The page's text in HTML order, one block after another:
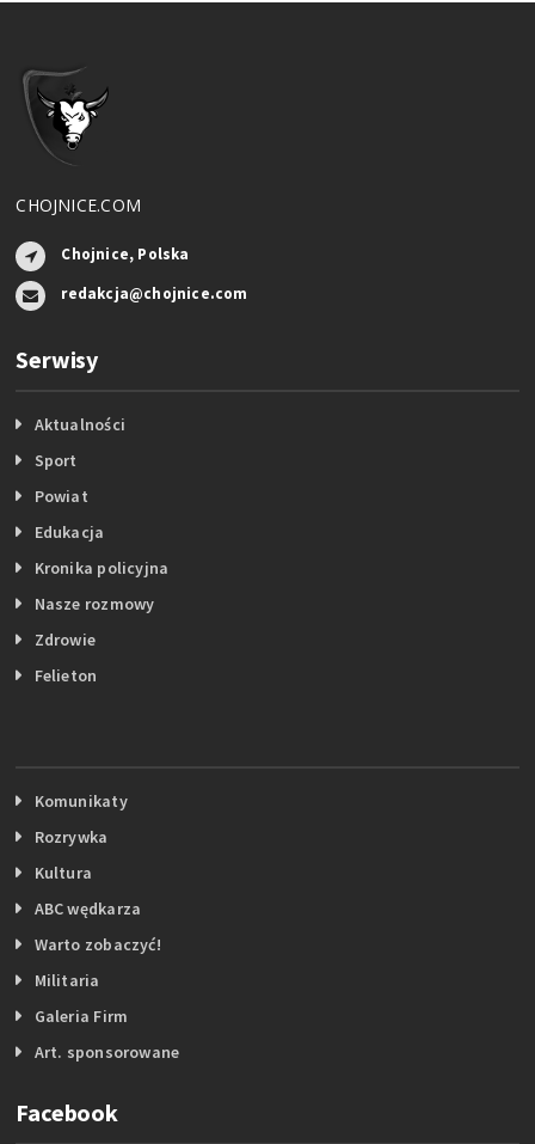
CHOJNICE.COM
Chojnice, Polska
redakcja@chojnice.com
Serwisy
Aktualności
Sport
Powiat
Edukacja
Kronika policyjna
Nasze rozmowy
Zdrowie
Felieton
Komunikaty
Rozrywka
Kultura
ABC wędkarza
Warto zobaczyć!
Militaria
Galeria Firm
Art. sponsorowane
Facebook